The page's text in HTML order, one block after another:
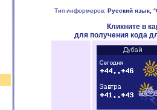
Тип информеров: Русский язык,
Кликните в
для получения кода